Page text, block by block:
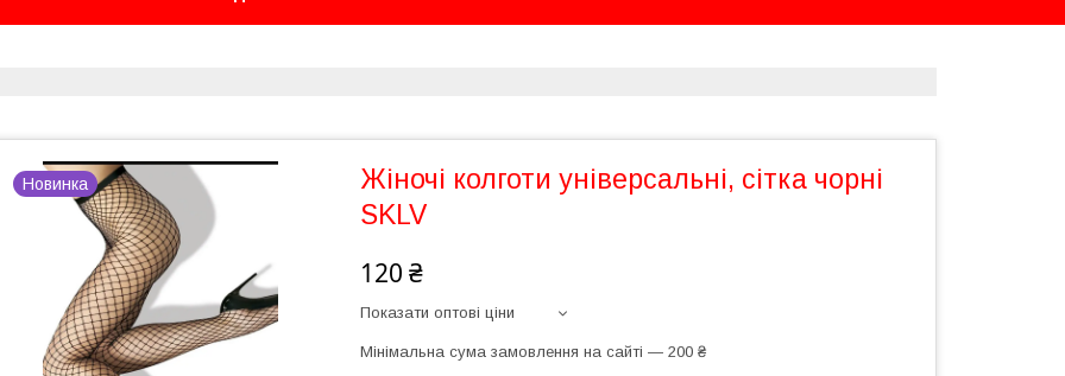
Новинка
Жіночі колготи універсальні, сітка чорні
SKLV
120 ₴
Показати оптові ціни
Мінімальна сума замовлення на сайті — 200 ₴